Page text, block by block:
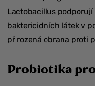
Lactobacillus podporují
baktericidních látek v
přirozená obrana proti
Probiotika